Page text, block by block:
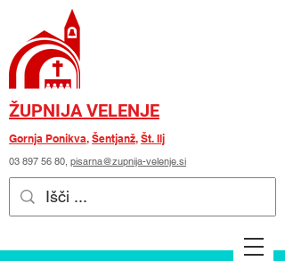
ŽUPNIJA VELENJE
Gornja Ponikva, Šentjanž, Št. Ilj
03 897 56 80, pisarna@zupnija-velenje.si